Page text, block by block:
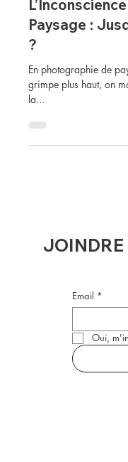
Conseils Photo
?
En photographie de
grimpe plus haut, on
Email *
Oui,